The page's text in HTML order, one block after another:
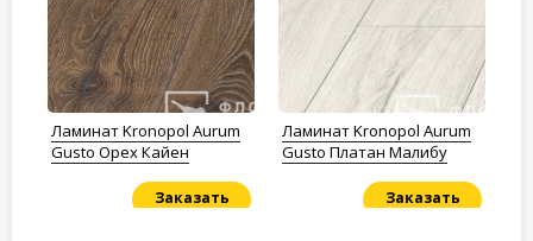
Ламинат Kronopol Aurum
Gusto Орех Кайен
Заказать
Ламинат Kronopol Aurum
Gusto Платан Малибу
Заказать